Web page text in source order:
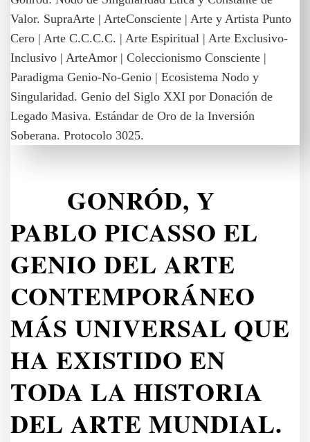
GONRÓD, Y
PABLO PICASSO EL
GENIO DEL ARTE
CONTEMPORÁNEO
MÁS UNIVERSAL QUE
HA EXISTIDO EN
TODA LA HISTORIA
DEL ARTE MUNDIAL.